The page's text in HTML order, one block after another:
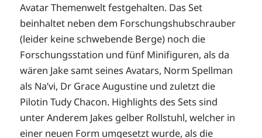
Avatar Themenwelt festgehalten. Das Set
beinhaltet neben dem Forschungshubschrauber
(leider keine schwebende Berge) noch die
Forschungsstation und fünf Minifiguren, als da
wären Jake samt seines Avatars, Norm Spellman
als Na’vi, Dr Grace Augustine und zuletzt die
Pilotin Tudy Chacon. Highlights des Sets sind
unter Anderem Jakes gelber Rollstuhl, welcher in
einer neuen Form umgesetzt wurde, als die